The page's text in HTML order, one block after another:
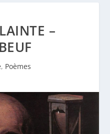
–
, Poèmes